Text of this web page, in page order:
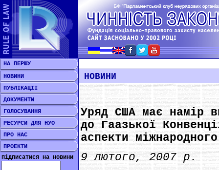
НА ПЕРШУ
НОВИНИ
ПУБЛІКАЦІЇ
ДОКУМЕНТИ
ГОЛОСУВАННЯ
РЕСУРСИ ДЛЯ НУО
ПРО НАС
ПРОЕКТИ
підписатися на новини
НОВИНИ
Уряд США має намір
до Гаазької
аспекти
9 лютого, 2007 р.